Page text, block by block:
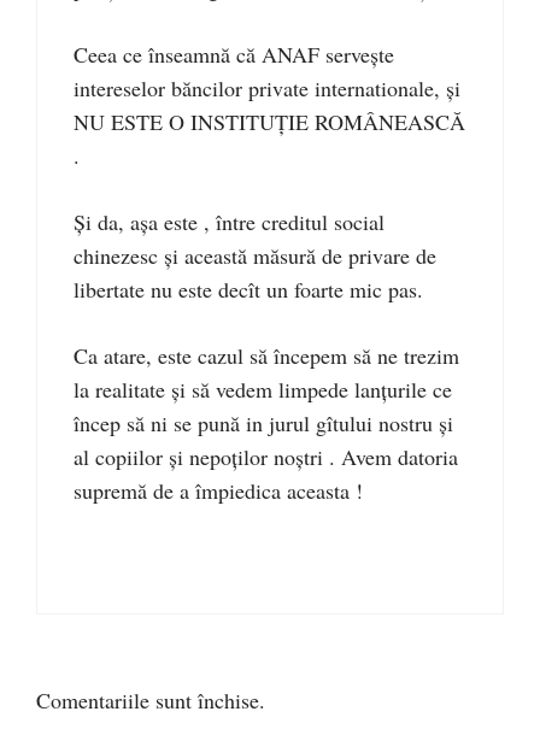
Ceea ce înseamnă că ANAF servește
intereselor băncilor private internationale, și
NU ESTE O INSTITUȚIE ROMÂNEASCĂ
.
Și da, așa este , între creditul social
chinezesc și această măsură de privare de
libertate nu este decît un foarte mic pas.
Ca atare, este cazul să începem să ne trezim
la realitate și să vedem limpede lanțurile ce
încep să ni se pună in jurul gîtului nostru și
al copiilor și nepoților noștri . Avem datoria
supremă de a împiedica aceasta !
Comentariile sunt închise.